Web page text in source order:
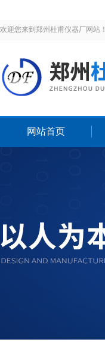
欢迎您来到郑州杜甫仪器厂网站！
网站首页